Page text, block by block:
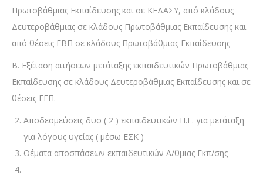
Πρωτοβάθμιας Εκπαίδευσης και σε ΚΕΔΑΣΥ, από κλάδους
Δευτεροβάθμιας σε κλάδους Πρωτοβάθμιας Εκπαίδευσης και
από θέσεις ΕΒΠ σε κλάδους Πρωτοβάθμιας Εκπαίδευσης
Β. Εξέταση αιτήσεων μετάταξης εκπαιδευτικών Πρωτοβάθμιας
Εκπαίδευσης σε κλάδους Δευτεροβάθμιας Εκπαίδευσης και σε
θέσεις ΕΕΠ.
Αποδεσμεύσεις δυο ( 2 ) εκπαιδευτικών Π.Ε. για μετάταξη
για λόγους υγείας ( μέσω ΕΣΚ )
Θέματα αποσπάσεων εκπαιδευτικών Α/θμιας Εκπ/σης